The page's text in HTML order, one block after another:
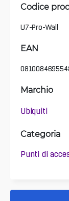
Codice
U7-Pro-Wall
EAN
Marchio
Ubiquiti
Categoria
Punti di